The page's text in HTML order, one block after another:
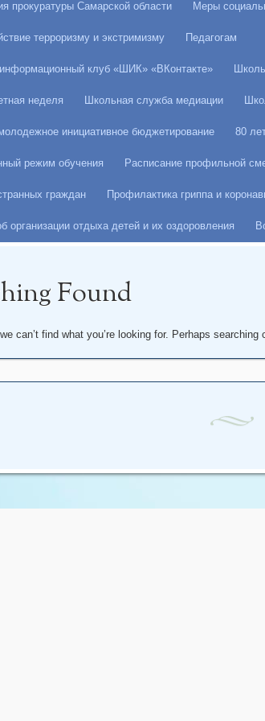
прокуратуры Самарской области Меры
терроризму и экстримизму Педагогам
клуб «ШИК» «ВКонтакте»
неделя Школьная служба медиации
инициативное бюджетирование 80
режим обучения Расписание профильной
граждан Профилактика гриппа и
организации отдыха детей и их оздоровления
Found
can’t find what you’re looking for. Perhaps searching